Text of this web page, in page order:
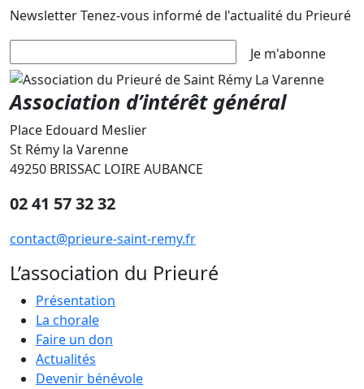
NewsletterTenez-vous informé de l'actualité du Prieuré
Je m'abonne
Association d’intérêt général
Place Edouard Meslier
St Rémy la Varenne
49250 BRISSAC LOIRE AUBANCE
02 41 57 32 32
contact@prieure-saint-remy.fr
L’association du Prieuré
Présentation
La chorale
Faire un don
Actualités
Devenir bénévole